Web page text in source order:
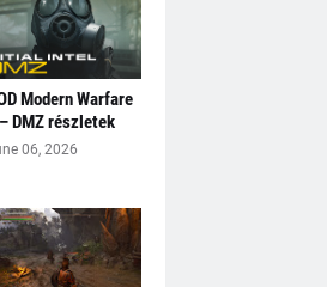
Modern Warfare
DMZ részletek
06, 2026